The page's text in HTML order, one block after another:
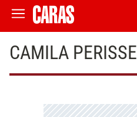
CAMILA PERISSE